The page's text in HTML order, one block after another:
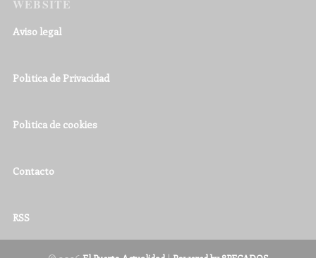
WEBSITE
Aviso legal
Política de Privacidad
Política de cookies
Contacto
RSS